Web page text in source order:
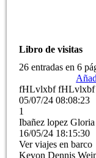
Libro de visitas
26 entradas en 6
fHLvlxbf fHLvlxbf
05/07/24 08:08:23
1
Ibañez lopez Gloria
16/05/24 18:15:30
Ver viajes en barco
Kevon Dennis